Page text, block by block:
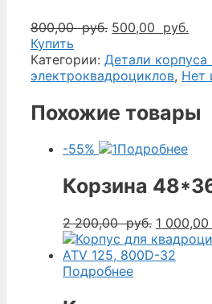
800,00руб. Первоначальная
составляла
800,00
500,00 руб.
Купить
Категории: Детали корпуса
электроквадроциклов, Нет
Похожие товары
-55% Подробнее
Корзина
2 200,00руб.
цена
1 000,00
Подробнее